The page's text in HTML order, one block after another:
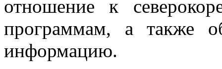
отношение к
программам, а также
информацию.